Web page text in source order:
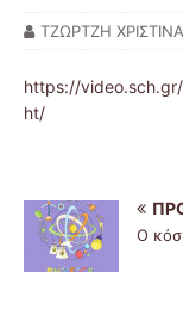
ΤΖΩΡΤΖΗ ΧΡΙΣΤΙΝΑ
https://
ht/
Ο